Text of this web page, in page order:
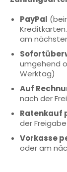
PayPal
am
umgehend
Werktag)
Auf
nach der
Ratenkauf
der
Vorkasse
oder am